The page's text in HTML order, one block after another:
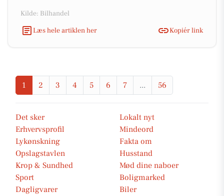
Kilde: Bilhandel
Læs hele artiklen her
Kopiér link
1 2 3 4 5 6 7 ... 56
Det sker
Lokalt nyt
Erhvervsprofil
Mindeord
Lykønskning
Fakta om
Opslagstavlen
Husstand
Krop & Sundhed
Mød dine naboer
Sport
Boligmarked
Dagligvarer
Biler